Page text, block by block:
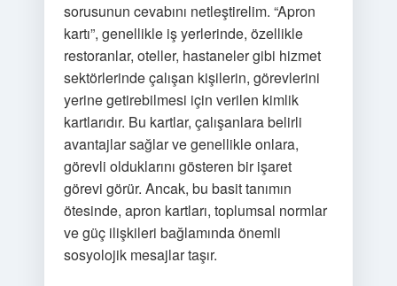
sorusunun cevabını netleştirelim. “Apron
kartı”, genellikle iş yerlerinde, özellikle
restoranlar, oteller, hastaneler gibi hizmet
sektörlerinde çalışan kişilerin, görevlerini
yerine getirebilmesi için verilen kimlik
kartlarıdır. Bu kartlar, çalışanlara belirli
avantajlar sağlar ve genellikle onlara,
görevli olduklarını gösteren bir işaret
görevi görür. Ancak, bu basit tanımın
ötesinde, apron kartları, toplumsal normlar
ve güç ilişkileri bağlamında önemli
sosyolojik mesajlar taşır.